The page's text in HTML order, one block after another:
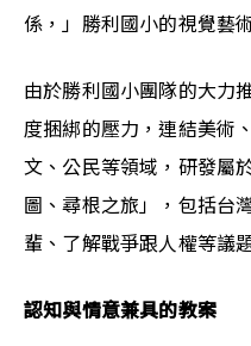
係，」勝利國小的視覺藝
由於勝利國小團隊的大力
度捆綁的壓力，連結美術
文、公民等領域，研發屬
圖、尋根之旅」，包括台
輩、了解戰爭跟人權等議
認知與情意兼具的教案